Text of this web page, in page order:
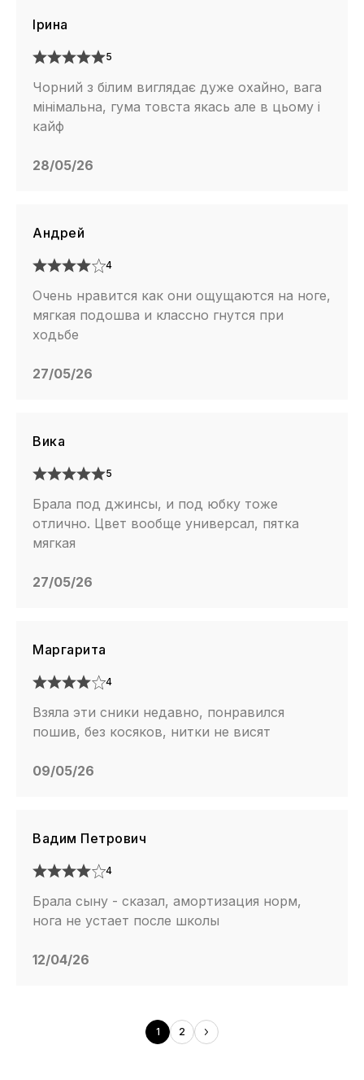
Ірина
5
Чорний з білим виглядає дуже охайно, вага
мінімальна, гума товста якась але в цьому і
кайф
28/05/26
Андрей
4
Очень нравится как они ощущаются на ноге,
мягкая подошва и классно гнутся при
ходьбе
27/05/26
Вика
5
Брала под джинсы, и под юбку тоже
отлично. Цвет вообще универсал, пятка
мягкая
27/05/26
Маргарита
4
Взяла эти сники недавно, понравился
пошив, без косяков, нитки не висят
09/05/26
Вадим Петрович
4
Брала сыну - сказал, амортизация норм,
нога не устает после школы
12/04/26
1 2